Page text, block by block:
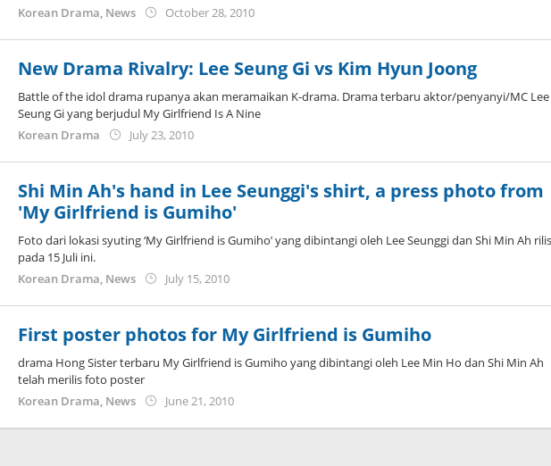
Korean Drama, News October 28, 2010by
New Drama Rivalry: Lee Seung Gi vs Kim Hyun Joong
Battle of the idol drama rupanya akan meramaikan K-drama. Drama terbaru aktor/penyanyi/MC Lee
Seung Gi yang berjudul My Girlfriend Is A Nine
Korean Drama
July 23, 2010by
Shi Min Ah's hand in Lee Seunggi's shirt, a press photo from
'My Girlfriend is Gumiho'
Foto dari lokasi syuting ‘My Girlfriend is Gumiho’ yang dibintangi oleh Lee Seunggi dan Shi Min Ah
pada 15 Juli ini.
Korean Drama, News July 15, 2010by
First poster photos for My Girlfriend is Gumiho
drama Hong Sister terbaru My Girlfriend is Gumiho yang dibintangi oleh Lee Min Ho dan Shi Min Ah
telah merilis foto poster
Korean Drama, News June 21, 2010by